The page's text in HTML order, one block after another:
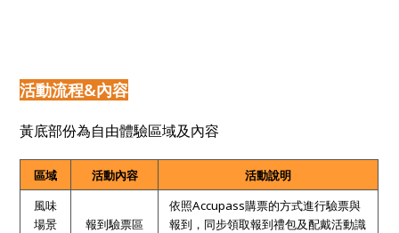
活動流程&內容
黃底部份為自由體驗區域及內容
區域 活動內容
活動說明
風味
場景
報到驗票區
依照Accupass購票的方式進行驗票與
報到，同步領取報到禮包及配戴活動識